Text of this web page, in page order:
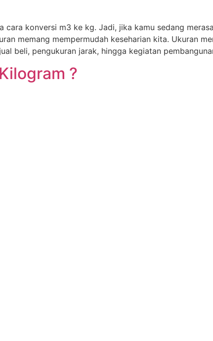
cara konversi m3 ke kg. Jadi, jika kamu sedang
memang mempermudah keseharian kita. Ukuran
beli, pengukuran jarak, hingga kegiatan
?